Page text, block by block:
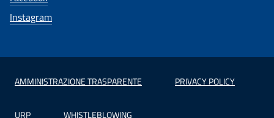
Instagram
AMMINISTRAZIONE TRASPARENTE PRIVACY POLICY
URP WHISTLEBLOWING